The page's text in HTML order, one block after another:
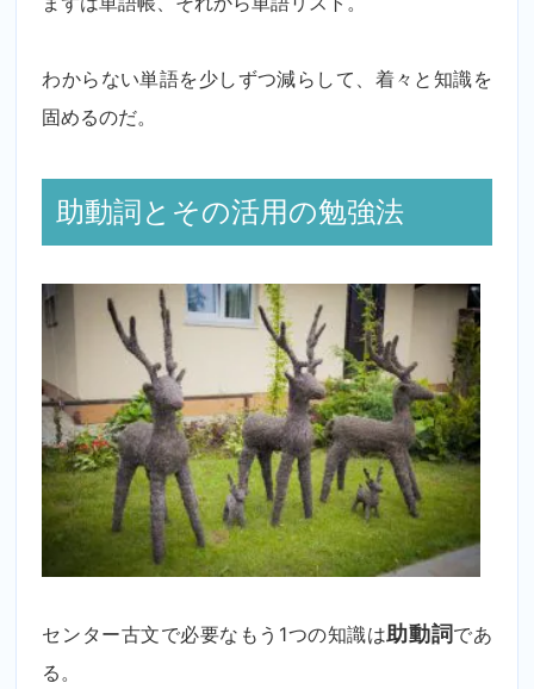
わからない単語を少しずつ減らして、着々と知識を
固めるのだ。
助動詞とその活用の勉強法
センター古文で必要なもう1つの知識は助動詞であ
る。